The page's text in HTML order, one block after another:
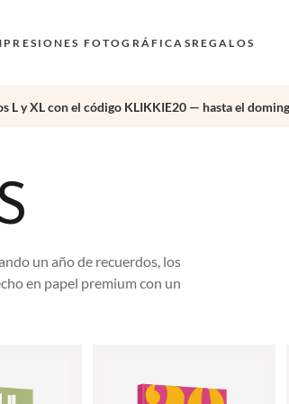
FOTOGRÁFICAS REGALOS
L y XL con el código KLIKKIE20 — hasta el
un año de recuerdos, los
en papel premium con un